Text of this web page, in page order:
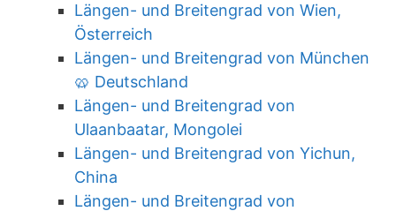
Längen- und Breitengrad von Wien,
Österreich
Längen- und Breitengrad von München
🥨 Deutschland
Längen- und Breitengrad von
Ulaanbaatar, Mongolei
Längen- und Breitengrad von Yichun,
China
Längen- und Breitengrad von